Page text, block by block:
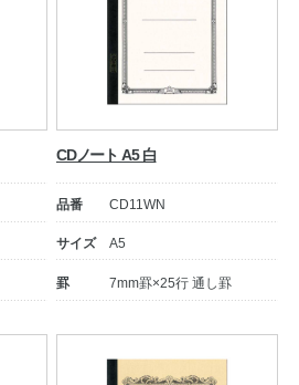
CDノート A5 白
品番 CD11WN
サイズ A5
罫 7mm罫×25行 通し罫